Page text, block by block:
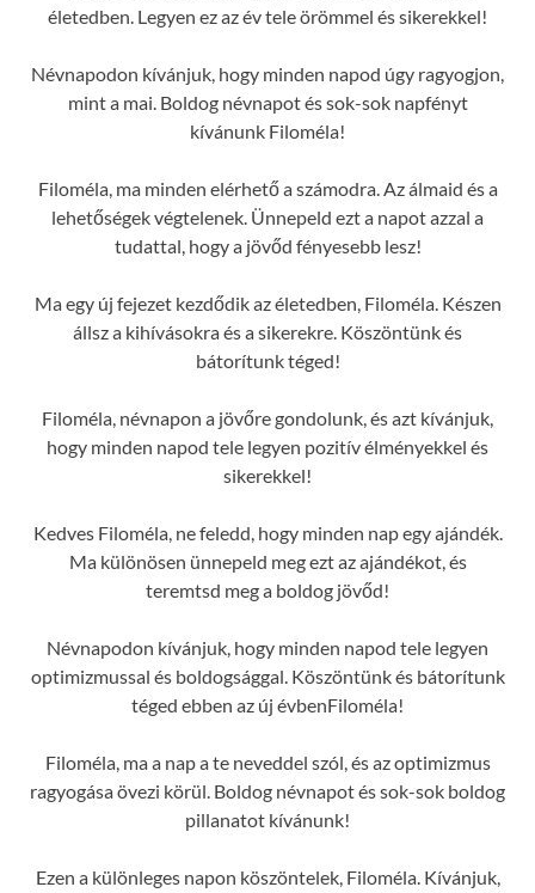
életedben. Legyen ez az év tele örömmel és sikerekkel!
Névnapodon kívánjuk, hogy minden napod úgy ragyogjon,
mint a mai. Boldog névnapot és sok-sok napfényt
kívánunk Filoméla!
Filoméla, ma minden elérhető a számodra. Az álmaid és a
lehetőségek végtelenek. Ünnepeld ezt a napot azzal a
tudattal, hogy a jövőd fényesebb lesz!
Ma egy új fejezet kezdődik az életedben, Filoméla. Készen
állsz a kihívásokra és a sikerekre. Köszöntünk és
bátorítunk téged!
Filoméla, névnapon a jövőre gondolunk, és azt kívánjuk,
hogy minden napod tele legyen pozitív élményekkel és
sikerekkel!
Kedves Filoméla, ne feledd, hogy minden nap egy ajándék.
Ma különösen ünnepeld meg ezt az ajándékot, és
teremtsd meg a boldog jövőd!
Névnapodon kívánjuk, hogy minden napod tele legyen
optimizmussal és boldogsággal. Köszöntünk és bátorítunk
téged ebben az új évbenFiloméla!
Filoméla, ma a nap a te neveddel szól, és az optimizmus
ragyogása övezi körül. Boldog névnapot és sok-sok boldog
pillanatot kívánunk!
Ezen a különleges napon köszöntelek, Filoméla. Kívánjuk,